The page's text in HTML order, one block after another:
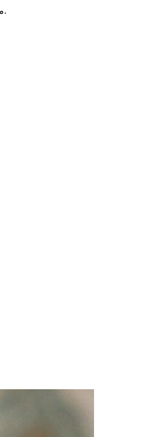
مقام معظم رهبری: در طول تاریخ، رنگ های گوناگون بر سیاست این کشور پهناور سایه افکند؛ اما رنگ ثابت مردم گیلان، رنگ ایمان بود.